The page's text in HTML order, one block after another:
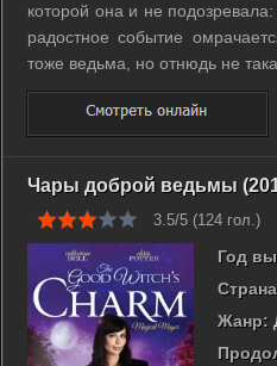
которой она и не
радостное событие
тоже ведьма, но отнюдь не
Чары доброй ведьмы
3.5/5 (124 гол.)
Год
Жанр: